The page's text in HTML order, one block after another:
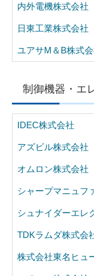
内外電機株式会社
日東工業株式会社
ユアサM＆B株式
制御機器・エ
IDEC株式会社
アズビル株式会社
オムロン株式会社
シャープマニュフ
シュナイダーエレ
TDKラムダ株式会
株式会社東名ヒュ